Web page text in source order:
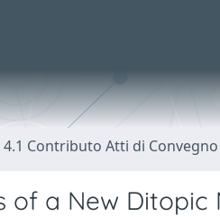
4.1 Contributo Atti di
of a New Ditopic